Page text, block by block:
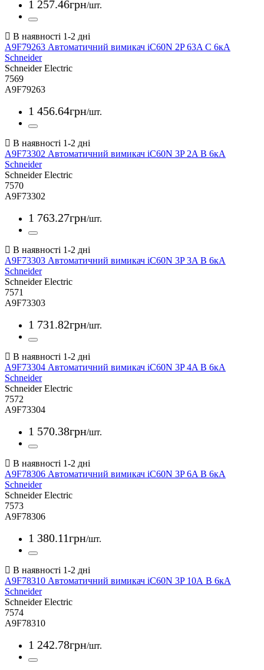
1 257.46грн/шт.
A9F79263 Автоматичний вимикач iC60N 2P 63A С 6кА
Schneider
Schneider Electric
7569
A9F79263
1 456.64грн/шт.
A9F73302 Автоматичний вимикач iC60N 3P 2A В 6кА
Schneider
Schneider Electric
7570
A9F73302
1 763.27грн/шт.
A9F73303 Автоматичний вимикач iC60N 3P 3A В 6кА
Schneider
Schneider Electric
7571
A9F73303
1 731.82грн/шт.
A9F73304 Автоматичний вимикач iC60N 3P 4A В 6кА
Schneider
Schneider Electric
7572
A9F73304
1 570.38грн/шт.
A9F78306 Автоматичний вимикач iC60N 3P 6A В 6кА
Schneider
Schneider Electric
7573
A9F78306
1 380.11грн/шт.
A9F78310 Автоматичний вимикач iC60N 3P 10А В 6кА
Schneider
Schneider Electric
7574
A9F78310
1 242.78грн/шт.